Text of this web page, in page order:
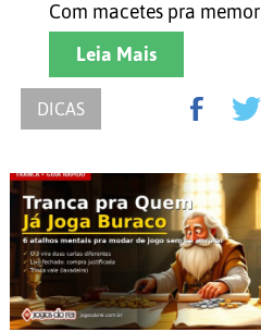
Com macetes pra
Leia Mais
DICAS